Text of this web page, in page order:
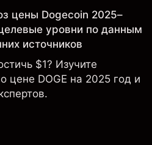
цены Dogecoin 2025–
уровни по данным
источников
$1? Изучите
цене DOGE на 2025 год и